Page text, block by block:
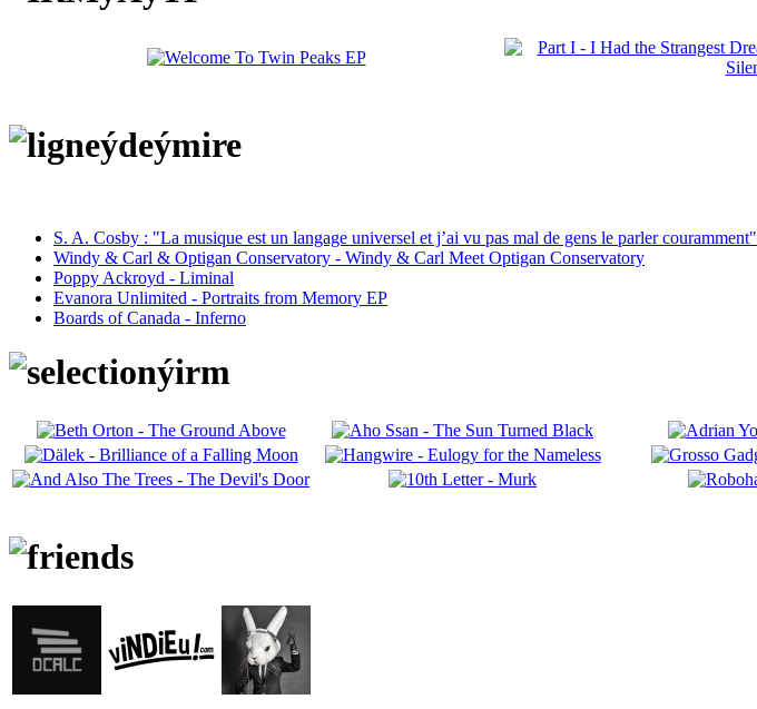
S. A. Cosby : "La musique est un langage universel et j’ai vu pas mal de gens le parler couramment"
Windy & Carl & Optigan Conservatory - Windy & Carl Meet Optigan Conservatory
Poppy Ackroyd - Liminal
Evanora Unlimited - Portraits from Memory EP
Boards of Canada - Inferno